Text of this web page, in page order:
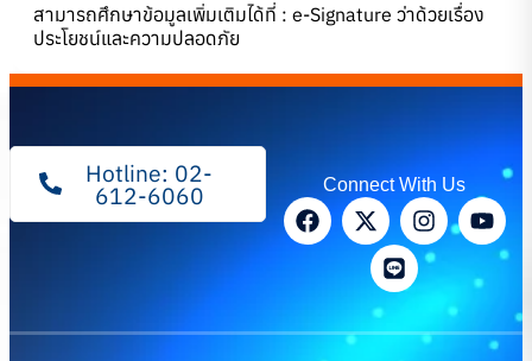
สามารถศึกษาข้อมูลเพิ่มเติมได้ที่ : e-Signature ว่าด้วยเรื่อง
ประโยชน์และความปลอดภัย
Hotline: 02-
612-6060 Connect With Us